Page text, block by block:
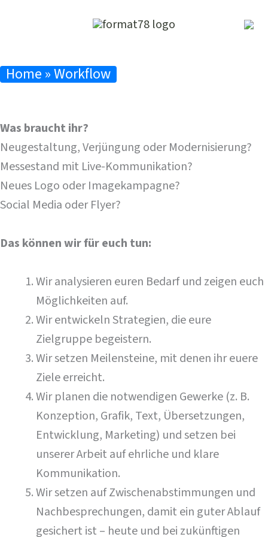
Home »Workflow
Was braucht ihr?
Neugestaltung, Verjüngung oder Modernisierung?
Messestand mit Live-Kommunikation?
Neues Logo oder Imagekampagne?
Social Media oder Flyer?
Das können wir für euch tun:
Wir analysieren euren Bedarf und zeigen euch
Möglichkeiten auf.
Wir entwickeln Strategien, die eure
Zielgruppe begeistern.
Wir setzen Meilensteine, mit denen ihr euere
Ziele erreicht.
Wir planen die notwendigen Gewerke (z. B.
Konzeption, Grafik, Text, Übersetzungen,
Entwicklung, Marketing) und setzen bei
unserer Arbeit auf ehrliche und klare
Kommunikation.
Wir setzen auf Zwischenabstimmungen und
Nachbesprechungen, damit ein guter Ablauf
gesichert ist – heute und bei zukünftigen